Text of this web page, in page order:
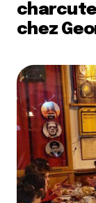
chez